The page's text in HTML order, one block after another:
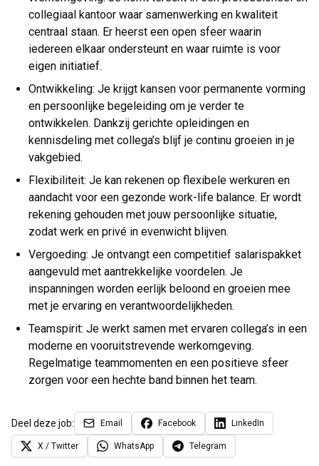
collegiaal kantoor waar samenwerking en kwaliteit
centraal staan. Er heerst een open sfeer waarin
iedereen elkaar ondersteunt en waar ruimte is voor
eigen initiatief.
Ontwikkeling: Je krijgt kansen voor permanente vorming
en persoonlijke begeleiding om je verder te
ontwikkelen. Dankzij gerichte opleidingen en
kennisdeling met collega’s blijf je continu groeien in je
vakgebied.
Flexibiliteit: Je kan rekenen op flexibele werkuren en
aandacht voor een gezonde work-life balance. Er wordt
rekening gehouden met jouw persoonlijke situatie,
zodat werk en privé in evenwicht blijven.
Vergoeding: Je ontvangt een competitief salarispakket
aangevuld met aantrekkelijke voordelen. Je
inspanningen worden eerlijk beloond en groeien mee
met je ervaring en verantwoordelijkheden.
Teamspirit: Je werkt samen met ervaren collega’s in een
moderne en vooruitstrevende werkomgeving.
Regelmatige teammomenten en een positieve sfeer
zorgen voor een hechte band binnen het team.
Deel deze job: Email Facebook LinkedIn
X / Twitter WhatsApp Telegram